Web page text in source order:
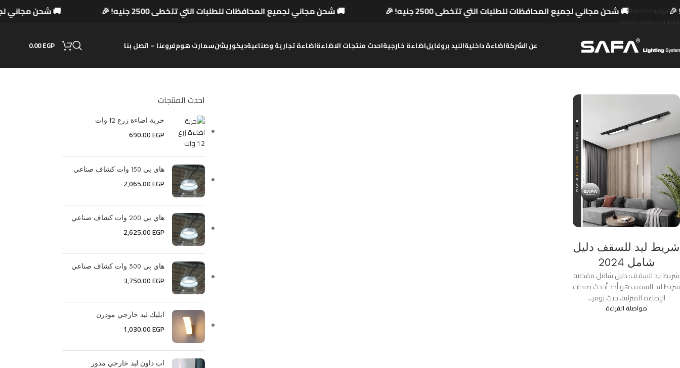
🚚 شحن مجاني لجميع المحافظات للطلبات التي تتخطى 2500 جنيه! 🎉 🚚 شحن مجاني لجميع المحافظات للطلبات التي تتخطى 2500 جنيه! 🎉 🚚 شحن
Skip to navigation
Skip to main content
عن الشركةاضاءة داخليةالليد بروفايلاضاءة خارجيةاحدث منتجات الاضاءةاضاءة تجارية وصناعيةديكوريشنسمارت هومفروعنا – اتصل بنا 0.00EGP
شريط ليد للسقف دليل
شامل 2024
شريط ليد للسقف: دليل شامل مقدمة
شريط ليد للسقف هو أحد أحدث صيحات
الإضاءة المنزلية، حيث يوفر...
مواصلة القراءة
احدث المنتجات
حربة اضاءة زرع 12 وات
690.00EGP
هاي بي 150 وات كشاف صناعي
2,065.00EGP
هاي بي 200 وات كشاف صناعي
2,625.00EGP
هاي بي 300 وات كشاف صناعي
3,750.00EGP
ابليك ليد خارجي مودرن
1,030.00EGP
اب داون ليد خارجي مدور